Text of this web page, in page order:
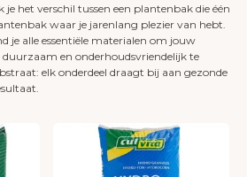
het verschil tussen een plantenbak die één
waar je jarenlang plezier van hebt.
je alle essentiële materialen om jouw
en onderhoudsvriendelijk te
elk onderdeel draagt bij aan gezonde